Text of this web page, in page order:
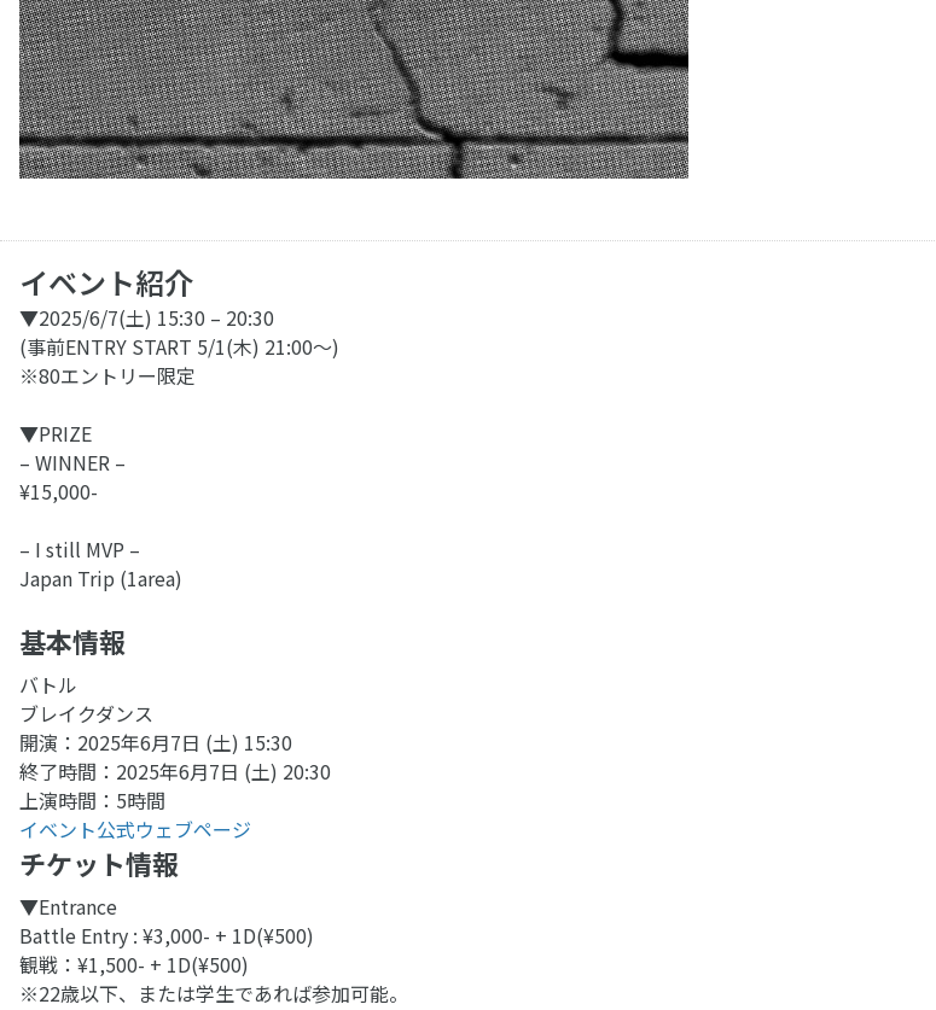
イベント紹介
▼2025/6/7(土) 15:30 – 20:30
(事前ENTRY START 5/1(木) 21:00〜)
※80エントリー限定
▼PRIZE
– WINNER –
¥15,000-
– I still MVP –
Japan Trip (1area)
基本情報
バトル
ブレイクダンス
開演：2025年6月7日 (土) 15:30
終了時間：2025年6月7日 (土) 20:30
上演時間：5時間
イベント公式ウェブページ
チケット情報
▼Entrance
Battle Entry : ¥3,000- + 1D(¥500)
観戦：¥1,500- + 1D(¥500)
※22歳以下、または学生であれば参加可能。